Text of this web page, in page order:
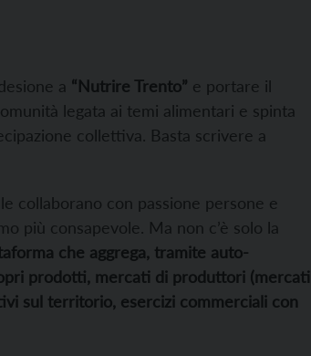
a “Nutrire Trento” e portare il
legata ai temi alimentari e spinta
collettiva. Basta scrivere a
collaborano con passione persone e
più consapevole. Ma non c’è solo la
che aggrega, tramite auto-
prodotti, mercati di produttori (mercati
sul territorio, esercizi commerciali con